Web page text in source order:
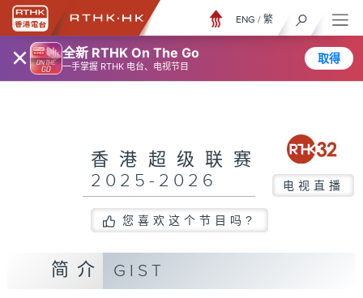
× 全新 RTHK On The Go
一手掌握 RTHK 电台、电视节目
取得
ENG / 繁
香港超级联赛
2025-2026
电视直播
您喜欢这个节目吗?
简介 GIST